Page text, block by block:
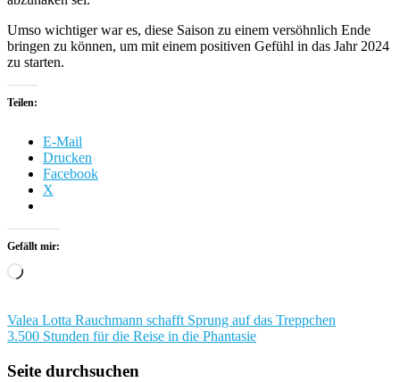
Umso wichtiger war es, diese Saison zu einem versöhnlich Ende
bringen zu können, um mit einem positiven Gefühl in das Jahr 2024
zu starten.
Teilen:
E-Mail
Drucken
Facebook
X
Gefällt mir:
Wird
Beitragsnavigation
Valea Lotta Rauchmann schafft Sprung auf das Treppchen
3.500 Stunden für die Reise in die Phantasie
Seite durchsuchen